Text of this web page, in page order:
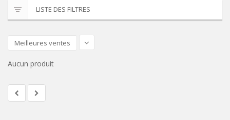
CONTACT
LISTE DES FILTRES
Meilleures ventes
Aucun produit